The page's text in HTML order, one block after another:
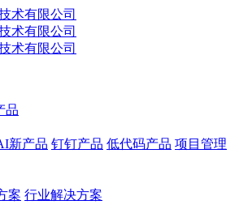
品
新产品 钉钉产品 低代码产品 项目管理
案 行业解决方案